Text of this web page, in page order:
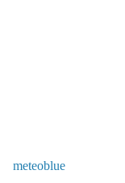
meteoblue